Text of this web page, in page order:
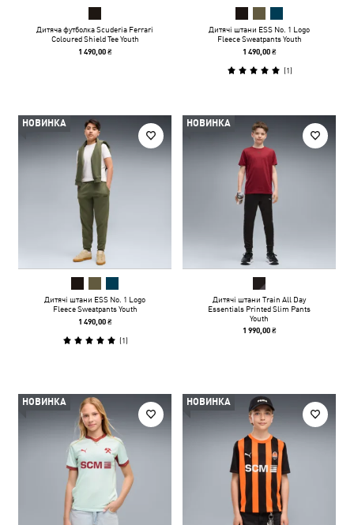
Дитяча футболка Scuderia Ferrari
Coloured Shield Tee Youth
1 490,00 ₴
Дитячі штани ESS No. 1 Logo
Fleece Sweatpants Youth
1 490,00 ₴
(1)
НОВИНКА
Дитячі штани ESS No. 1 Logo
Fleece Sweatpants Youth
1 490,00 ₴
(1)
НОВИНКА
Дитячі штани Train All Day
Essentials Printed Slim Pants
Youth
1 990,00 ₴
НОВИНКА НОВИНКА